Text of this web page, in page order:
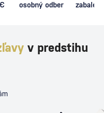
osobný odber
v predstihu